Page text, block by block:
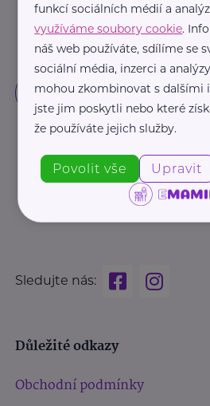
Sledujte nás:
Důležité odkazy
Obchodní podmínky
funkcí sociálních médií a
využíváme soubory cookie.
náš web používáte, sdílíme se
sociální média, inzerci a
mohou zkombinovat s dalšími
jste jim poskytli nebo které
že používáte jejich služby.
Povolit vše Upravit